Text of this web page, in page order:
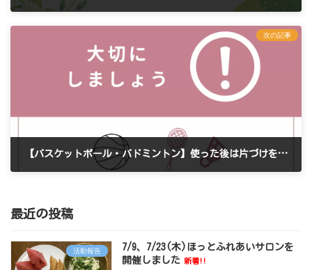
次の記事
【バスケットボール・バドミントン】使った後は片づけをしましょう
最近の投稿
活動報告
7/9、7/23(木)ほっとふれあいサロンを
開催しました 新着!!